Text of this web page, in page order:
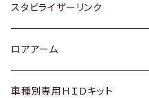
スバル
いすゞ
ダイハツ
マツダ
スズキ
日産
ダイハツ
ホンダ
スズキ
日産
トヨタ
ホンダ
スズキ
スタビライザーリンク
トヨタ
ホンダ
ロアアーム
ホンダ
車種別専用ＨＩＤキット